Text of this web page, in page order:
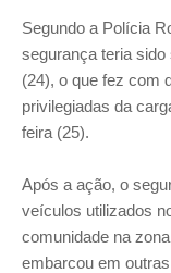
Segundo a Polícia
segurança teria
(24), o que fez com
privilegiadas da
feira (25).
Após a ação, o
veículos utilizados
comunidade na
embarcou em